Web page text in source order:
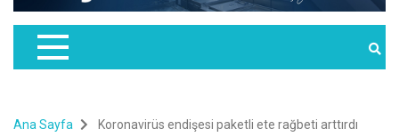
Ana Sayfa Koronavirüs endişesi paketli ete rağbeti arttırdı